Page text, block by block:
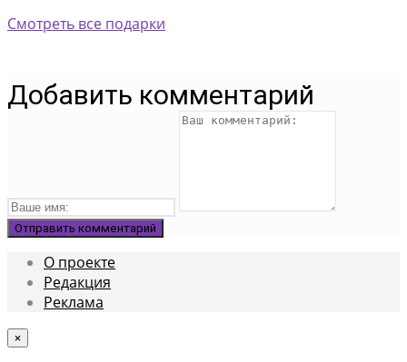
Смотреть все подарки
Добавить комментарий
О проекте
Редакция
Реклама
×